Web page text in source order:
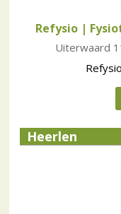
Refysio |
Uiterwaard
Heerlen